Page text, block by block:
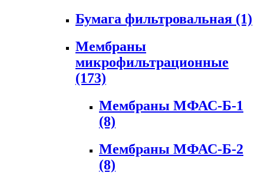
Бумага фильтровальная (1)
Мембраны
микрофильтрационные
(173)
Мембраны МФАС-Б-1
(8)
Мембраны МФАС-Б-2
(8)